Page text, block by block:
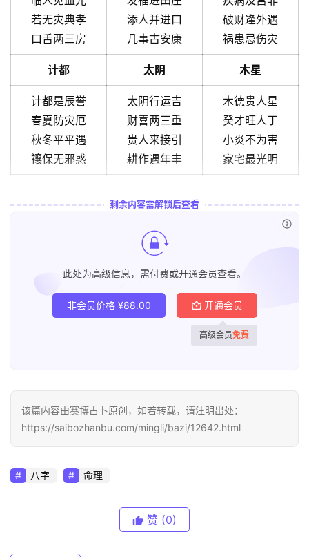
若无灾典孝
口舌两三房
添人并进口
几事古安康
破财逢外遇
祸患忌伤灾
计都 太阴 木星
计都是辰誉
春夏防灾厄
秋冬平平遇
禳保无邪惑
太阴行运吉
财喜两三重
贵人来接引
耕作遇年丰
木德贵人星
癸才旺人丁
小炎不为害
家宅最光明
剩余内容需解锁后查看
此处为高级信息，需付费或开通会员查看。
非会员价格 ¥88.00 开通会员
高级会员免费
该篇内容由赛博占卜原创，如若转载，请注明出处：
https://saibozhanbu.com/mingli/bazi/12642.html
八字 命理
赞 (0)